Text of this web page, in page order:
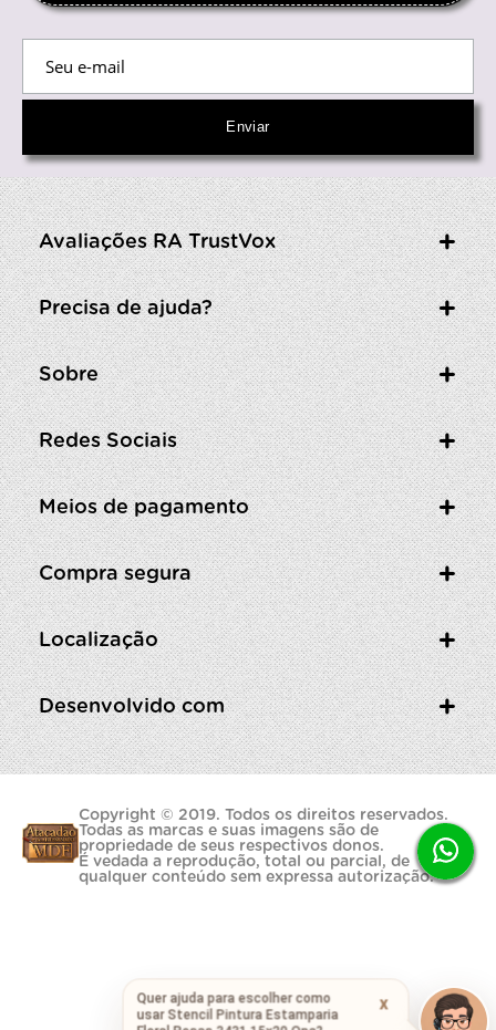
Avaliações RA TrustVox
Precisa de ajuda?
Sobre
Redes Sociais
Meios de pagamento
Compra segura
Localização
Desenvolvido com
Copyright © 2019. Todos os direitos reservados.
Todas as marcas e suas imagens são de
propriedade de seus respectivos donos.
É vedada a reprodução, total ou parcial, de
qualquer conteúdo sem expressa autorização.